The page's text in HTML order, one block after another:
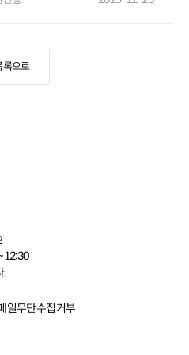
록으로
.
일무단수집거부